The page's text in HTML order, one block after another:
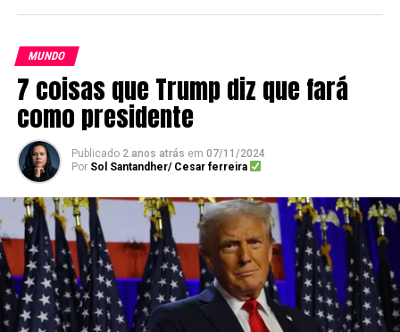
MUNDO
7 coisas que Trump diz que fará
como presidente
Publicado 2 anos atrás em 07/11/2024
Por Sol Santandher/ Cesar ferreira